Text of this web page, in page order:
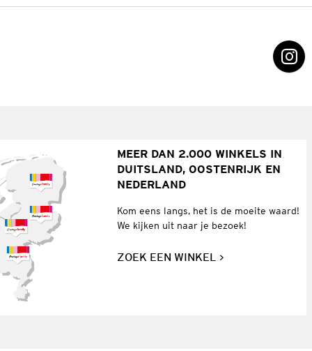
MEER DAN 2.000 WINKELS IN
DUITSLAND, OOSTENRIJK EN
NEDERLAND
Kom eens langs, het is de moeite waard!
We kijken uit naar je bezoek!
ZOEK EEN WINKEL